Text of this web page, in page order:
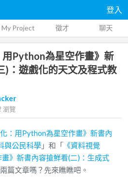
登入
My Project 徵才 聊天
用Python為星空作畫》新
)：遊戲化的天文及程式教
瀏覽
化：用Python為星空作畫》新書內
與公民科學 」和「 《資料視覺
》新書內容搶鮮看(二)：生成式
篇文章嗎？先來瞧瞧吧。